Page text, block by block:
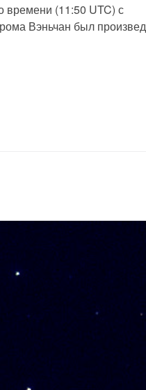
времени (11:50 UTC) с
Вэньчан был